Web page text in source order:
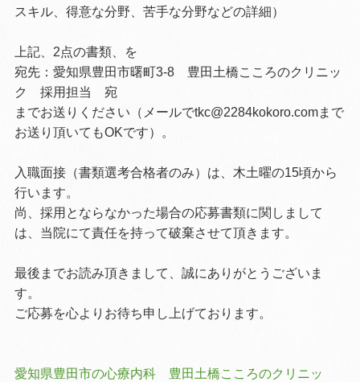
スキル、得意な分野、苦手な分野などの詳細）
上記、2点の書類、を
宛先：愛知県豊田市曙町3-8豊田土橋こころのクリニッ
ク 採用担当 宛
までお送りください（メールでtkc@2284kokoro.comまで
お送り頂いてもOKです）。
入職面接（書類選考合格者のみ）は、木土曜の15頃から
行います。
尚、採用とならなかった場合の応募書類に関しまして
は、当院にて責任を持って破棄させて頂きます。
最後までお読み頂きまして、誠にありがとうございま
す。
ご応募を心よりお待ち申し上げております。
愛知県豊田市の心療内科 豊田土橋こころのクリニッ